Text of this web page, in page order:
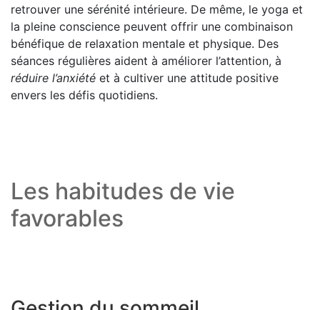
retrouver une sérénité intérieure. De même, le yoga et
la pleine conscience peuvent offrir une combinaison
bénéfique de relaxation mentale et physique. Des
séances régulières aident à améliorer l’attention, à
réduire l’anxiété et à cultiver une attitude positive
envers les défis quotidiens.
Les habitudes de vie
favorables